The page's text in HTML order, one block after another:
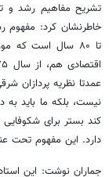
تشریح مفاهیم رشد و
تا ۸۰ سال است که
عمدتا نظریه پردازان
نیست، بلکه ما باید
کند بستر برای
دارد. این مفهوم تحت
جماران نوشت: این استاد